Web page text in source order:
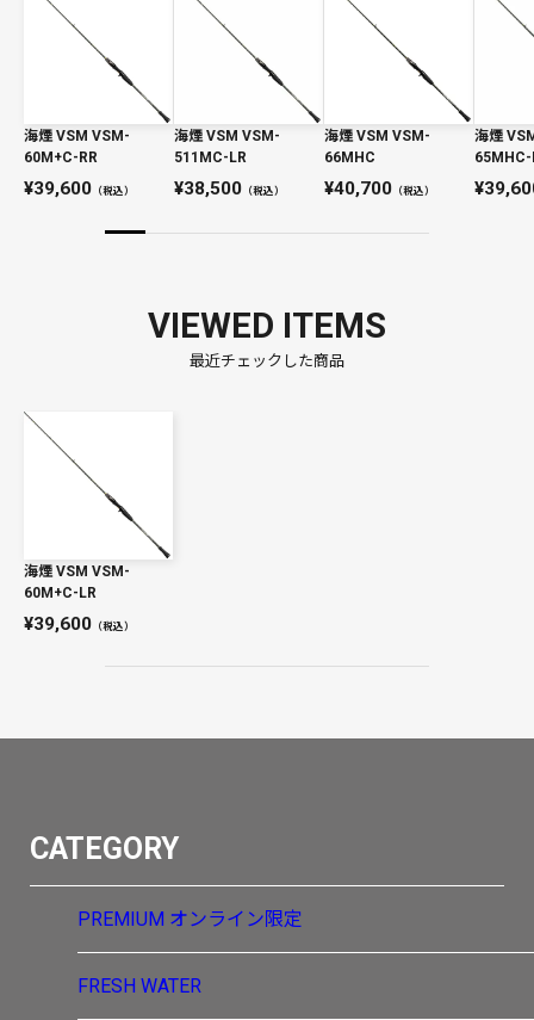
海煙 VSM VSM-
60M+C-RR
39,600 （税込）
海煙 VSM VSM-
511MC-LR
38,500（税込）
海煙 VSM VSM-
66MHC
40,700（税込）
海煙
65MHC-
VIEWED ITEMS
最近チェックした商品
海煙 VSM VSM-
60M+C-LR
39,600 （税込）
CATEGORY
PREMIUM オンライン限定
FRESH WATER